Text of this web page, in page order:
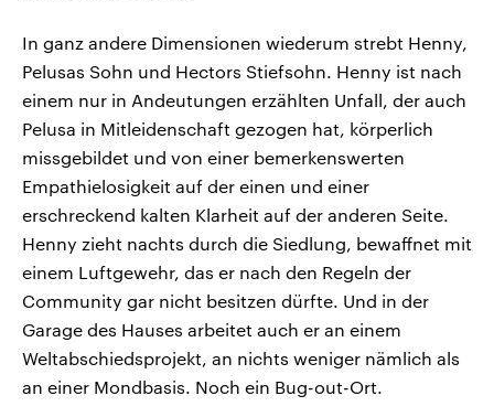
In ganz andere Dimensionen wiederum strebt Henny,
Pelusas Sohn und Hectors Stiefsohn. Henny ist nach
einem nur in Andeutungen erzählten Unfall, der auch
Pelusa in Mitleidenschaft gezogen hat, körperlich
missgebildet und von einer bemerkenswerten
Empathielosigkeit auf der einen und einer
erschreckend kalten Klarheit auf der anderen Seite.
Henny zieht nachts durch die Siedlung, bewaffnet mit
einem Luftgewehr, das er nach den Regeln der
Community gar nicht besitzen dürfte. Und in der
Garage des Hauses arbeitet auch er an einem
Weltabschiedsprojekt, an nichts weniger nämlich als
an einer Mondbasis. Noch ein Bug-out-Ort.